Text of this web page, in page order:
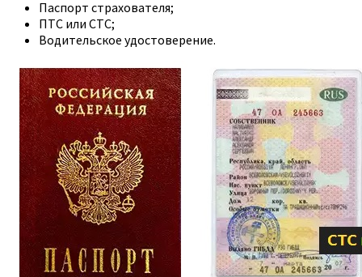
Паспорт страхователя;
ПТС или СТС;
Водительское удостоверение.